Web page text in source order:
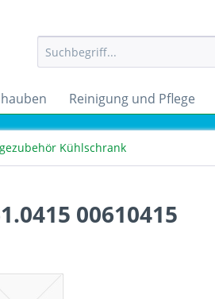
Reinigung und Pflege
Kühlschrank
00610415